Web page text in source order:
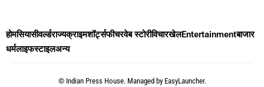
होमसियासीवर्ल्डराज्यक्राइमशॉर्ट्सफीचरवेब स्टोरीविचारखेलEntertainmentबाजार
धर्मलाइफस्टाइलअन्य
© Indian Press House. Managed by EasyLauncher.